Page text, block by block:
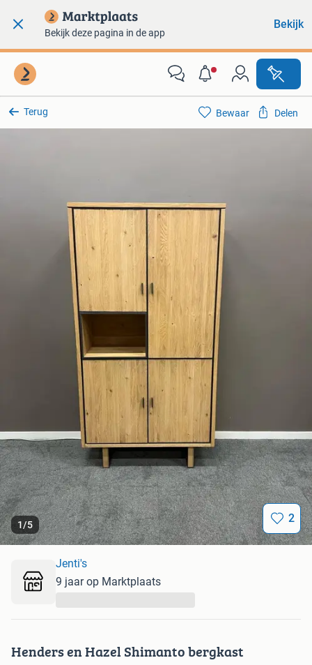
Bekijk deze pagina in de app
Bekijk
Terug
1/5 2
Bewaar Delen
Henders en Hazel Shimanto bergkast
Jenti's
9 jaar op Marktplaats